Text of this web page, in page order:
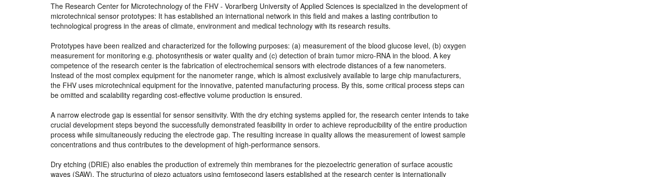
The Research Center for Microtechnology of the FHV - Vorarlberg University of Applied Sciences is specialized in the development of
microtechnical sensor prototypes: It has established an international network in this field and makes a lasting contribution to
technological progress in the areas of climate, environment and medical technology with its research results.
Prototypes have been realized and characterized for the following purposes: (a) measurement of the blood glucose level, (b) oxygen
measurement for monitoring e.g. photosynthesis or water quality and (c) detection of brain tumor micro-RNA in the blood. A key
competence of the research center is the fabrication of electrochemical sensors with electrode distances of a few nanometers.
Instead of the most complex equipment for the nanometer range, which is almost exclusively available to large chip manufacturers,
the FHV uses microtechnical equipment for the innovative, patented manufacturing process. By this, some critical process steps can
be omitted and scalability regarding cost-effective volume production is ensured.
A narrow electrode gap is essential for sensor sensitivity. With the dry etching systems applied for, the research center intends to take
crucial development steps beyond the successfully demonstrated feasibility in order to achieve reproducibility of the entire production
process while simultaneously reducing the electrode gap. The resulting increase in quality allows the measurement of lowest sample
concentrations and thus contributes to the development of high-performance sensors.
Dry etching (DRIE) also enables the production of extremely thin membranes for the piezoelectric generation of surface acoustic
waves (SAW). The structuring of piezo actuators using femtosecond lasers established at the research center is internationally